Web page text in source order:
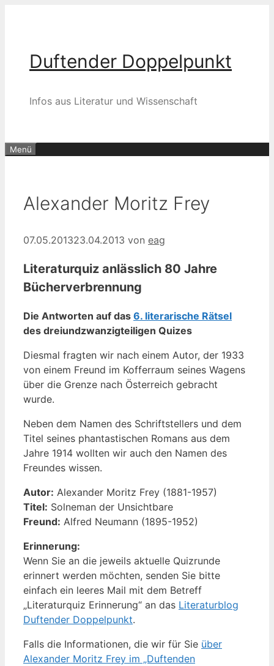
Duftender Doppelpunkt
Infos aus Literatur und Wissenschaft
Menü
Alexander Moritz Frey
07.05.201323.04.2013 von eag
Literaturquiz anlässlich 80 Jahre
Bücherverbrennung
Die Antworten auf das 6. literarische Rätsel
des dreiundzwanzigteiligen Quizes
Diesmal fragten wir nach einem Autor, der 1933
von einem Freund im Kofferraum seines Wagens
über die Grenze nach Österreich gebracht
wurde.
Neben dem Namen des Schriftstellers und dem
Titel seines phantastischen Romans aus dem
Jahre 1914 wollten wir auch den Namen des
Freundes wissen.
Autor: Alexander Moritz Frey (1881-1957)
Titel: Solneman der Unsichtbare
Freund: Alfred Neumann (1895-1952)
Erinnerung:
Wenn Sie an die jeweils aktuelle Quizrunde
erinnert werden möchten, senden Sie bitte
einfach ein leeres Mail mit dem Betreff
„Literaturquiz Erinnerung“ an das Literaturblog
Duftender Doppelpunkt.
Falls die Informationen, die wir für Sie über
Alexander Moritz Frey im „Duftenden